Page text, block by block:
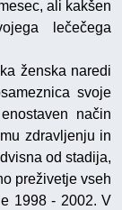
ali kakšen
lečečega
ženska naredi
svoje
način
zdravljenju in
od stadija,
preživetje vseh
1998 - 2002. V